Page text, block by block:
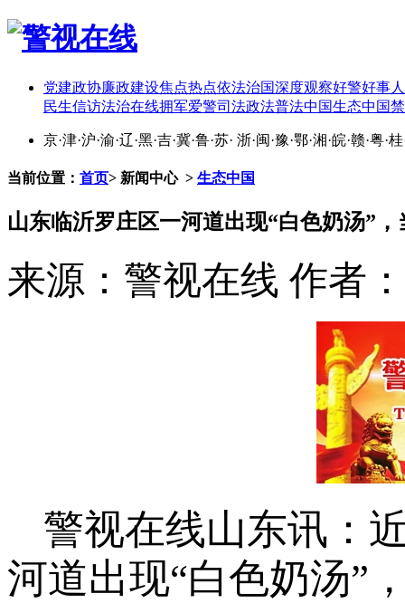
党建政协廉政建设焦点热点依法治国深度观察好警好事
民生信访法治在线拥军爱警司法政法普法中国生态中国
京·津·沪·渝·辽·黑·吉·冀·鲁·苏· 浙·闽·豫·鄂·湘·皖·赣·粤·桂
当前位置： 首页> 新闻中心 > 生态中国
山东临沂罗庄区一河道出现“白色奶汤”
来源：警视在线 作者：
警视在线山东讯：
河道出现“白色奶汤”